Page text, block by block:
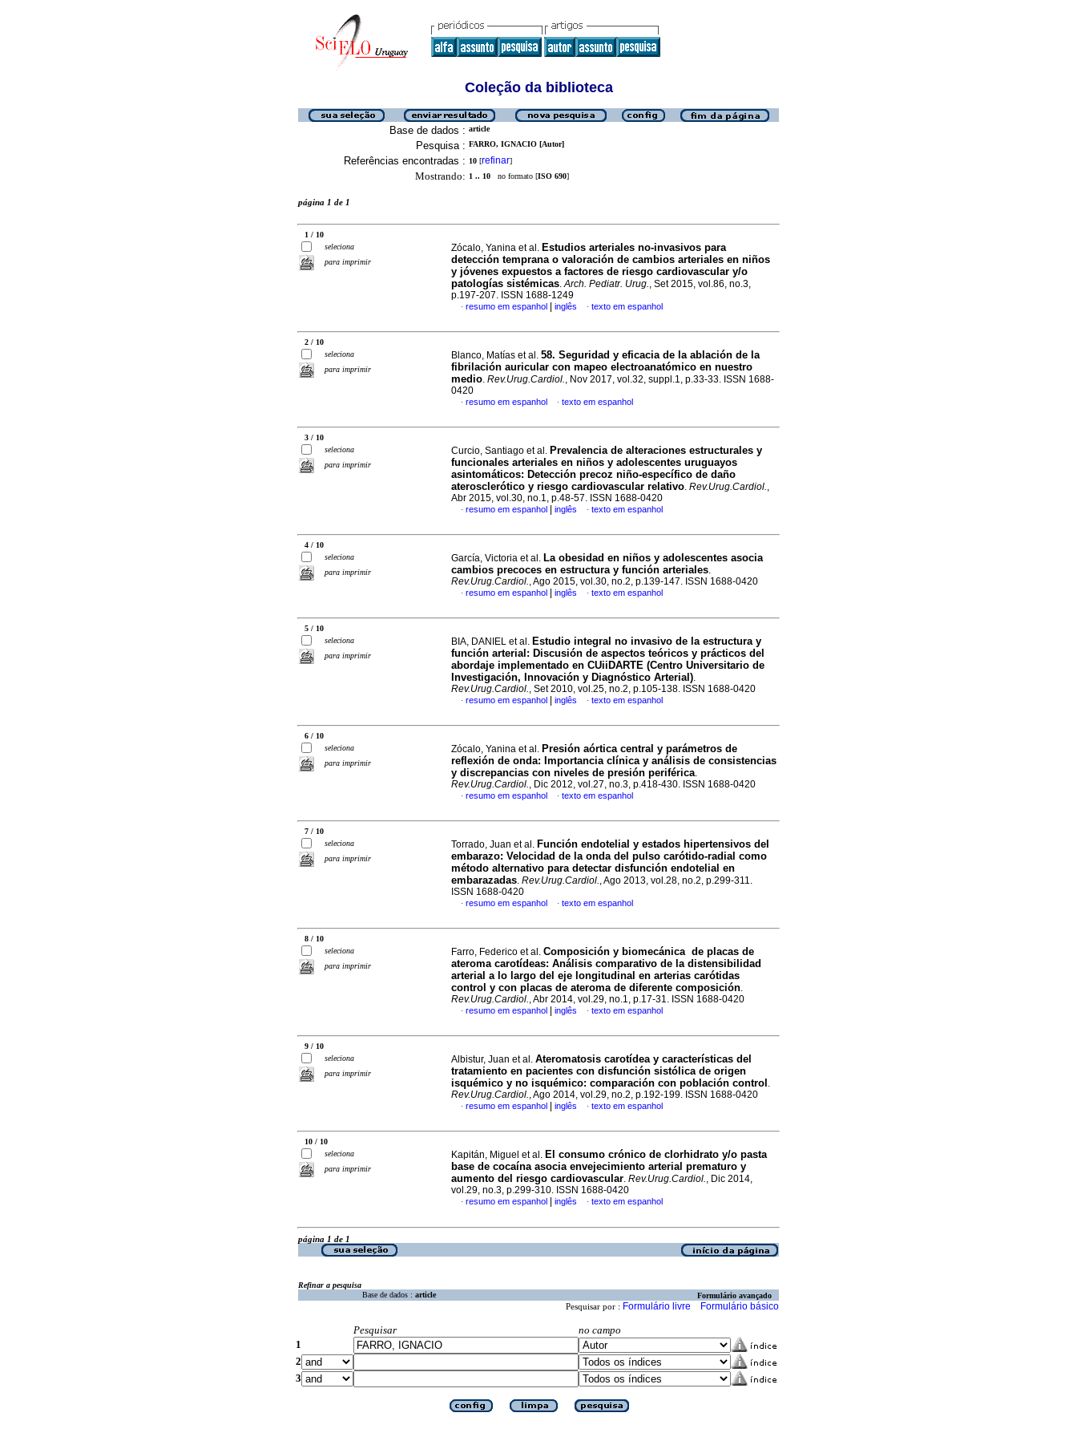
Coleção da biblioteca
Base de dados : article
Pesquisa : FARRO, IGNACIO [Autor]
Referências encontradas : 10 [refinar]
Mostrando: 1 .. 10 no formato [ISO 690]
página 1 de 1
1 / 10
seleciona
para imprimir
Zócalo, Yanina et al. Estudios arteriales no-invasivos para
detección temprana o valoración de cambios arteriales en niños
y jóvenes expuestos a factores de riesgo cardiovascular y/o
patologías sistémicas.Arch. Pediatr. Urug., Set 2015, vol.86, no.3,
p.197-207. ISSN 1688-1249
· resumo em espanhol inglês · texto em espanhol
2 / 10
seleciona
para imprimir
Blanco, Matías et al. 58. Seguridad y eficacia de la ablación de la
fibrilación auricular con mapeo electroanatómico en nuestro
medio. Rev.Urug.Cardiol., Nov 2017, vol.32, suppl.1, p.33-33. ISSN 1688-
0420
· resumo em espanhol · texto em espanhol
3 / 10
seleciona
para imprimir
Curcio, Santiago et al. Prevalencia de alteraciones estructurales y
funcionales arteriales en niños y adolescentes uruguayos
asintomáticos: Detección precoz niño-específico de daño
aterosclerótico y riesgo cardiovascular relativo. Rev.Urug.Cardiol.,
Abr 2015, vol.30, no.1, p.48-57. ISSN 1688-0420
· resumo em espanhol inglês · texto em espanhol
4 / 10
seleciona
para imprimir
García, Victoria et al. La obesidad en niños y adolescentes asocia
cambios precoces en estructura y función arteriales.
Rev.Urug.Cardiol., Ago 2015, vol.30, no.2, p.139-147. ISSN 1688-0420
· resumo em espanhol inglês · texto em espanhol
5 / 10
seleciona
para imprimir
BIA, DANIEL et al. Estudio integral no invasivo de la estructura y
función arterial: Discusión de aspectos teóricos y prácticos del
abordaje implementado en CUiiDARTE (Centro Universitario de
Investigación, Innovación y Diagnóstico Arterial).
Rev.Urug.Cardiol., Set 2010, vol.25, no.2, p.105-138. ISSN 1688-0420
· resumo em espanhol inglês · texto em espanhol
6 / 10
seleciona
para imprimir
Zócalo, Yanina et al. Presión aórtica central y parámetros de
reflexión de onda: Importancia clínica y análisis de consistencias
y discrepancias con niveles de presión periférica.
Rev.Urug.Cardiol., Dic 2012, vol.27, no.3, p.418-430. ISSN 1688-0420
· resumo em espanhol · texto em espanhol
7 / 10
seleciona
para imprimir
Torrado, Juan et al. Función endotelial y estados hipertensivos del
embarazo: Velocidad de la onda del pulso carótido-radial como
método alternativo para detectar disfunción endotelial en
embarazadas. Rev.Urug.Cardiol., Ago 2013, vol.28, no.2, p.299-311.
ISSN 1688-0420
· resumo em espanhol · texto em espanhol
8 / 10
seleciona
para imprimir
Farro, Federico et al. Composición y biomecánica de placas de
ateroma carotídeas: Análisis comparativo de la distensibilidad
arterial a lo largo del eje longitudinal en arterias carótidas
control y con placas de ateroma de diferente composición.
Rev.Urug.Cardiol., Abr 2014, vol.29, no.1, p.17-31. ISSN 1688-0420
· resumo em espanhol inglês · texto em espanhol
9 / 10
seleciona
para imprimir
Albistur, Juan et al. Ateromatosis carotídea y características del
tratamiento en pacientes con disfunción sistólica de origen
isquémico y no isquémico: comparación con población control .
Rev.Urug.Cardiol., Ago 2014, vol.29, no.2, p.192-199. ISSN 1688-0420
· resumo em espanhol inglês · texto em espanhol
10 / 10
seleciona
para imprimir
Kapitán, Miguel et al. El consumo crónico de clorhidrato y/o pasta
base de cocaína asocia envejecimiento arterial prematuro y
aumento del riesgo cardiovascular. Rev.Urug.Cardiol., Dic 2014,
vol.29, no.3, p.299-310. ISSN 1688-0420
· resumo em espanhol inglês · texto em espanhol
página 1 de 1
Refinar a pesquisa
Base de dados : article Formulário avançado
Pesquisar por : Formulário livre Formulário básico
Pesquisar
no campo
1
2
3